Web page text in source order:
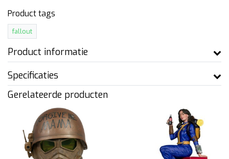
Product tags
fallout
Product informatie
Specificaties
Gerelateerde producten